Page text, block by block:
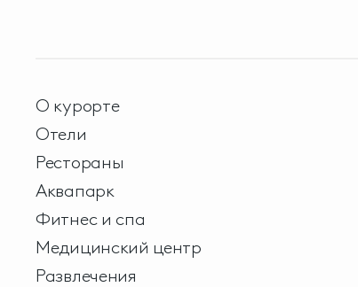
О курорте
Отели
Рестораны
Аквапарк
Фитнес и спа
Медицинский центр
Развлечения